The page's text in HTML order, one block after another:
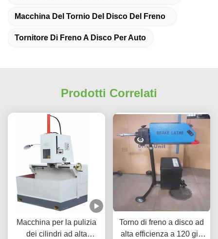
Macchina Del Tornio Del Disco Del Freno
Tornitore Di Freno A Disco Per Auto
Prodotti Correlati
Macchina per la pulizia
dei cilindri ad alta
Torno di freno a disco ad
alta efficienza a 120 giri